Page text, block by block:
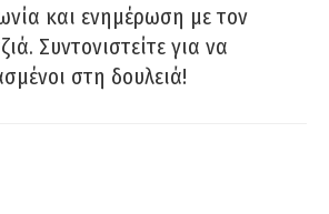
και ενημέρωση με τον
Συντονιστείτε για να
στη δουλειά!